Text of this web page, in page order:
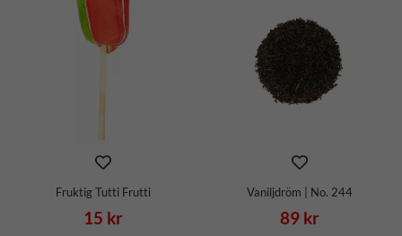
Fruktig Tutti Frutti
15 kr
Vaniljdröm | No. 244
89 kr